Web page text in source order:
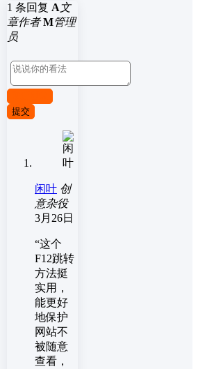
1 条回复 A文
章作者 M管理
员
提交
闲叶 创
意杂役
3月26日
“这个
F12跳转
方法挺
实用，
能更好
地保护
网站不
被随意
查看，